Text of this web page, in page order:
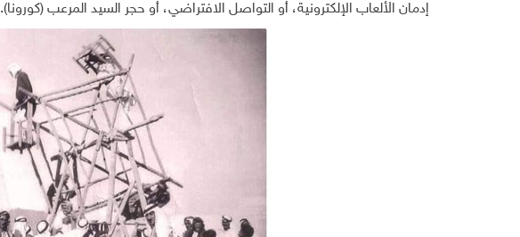
إدمان الألعاب الإلكترونية، أو التواصل الافتراضي، أو حجر السيد المرعب (كورونا).